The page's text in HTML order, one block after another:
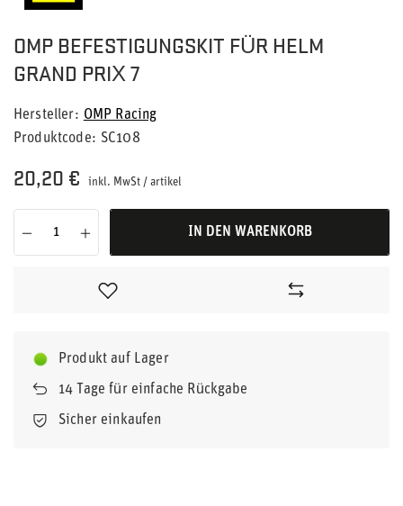
OMP BEFESTIGUNGSKIT FÜR HELM
GRAND PRIX 7
Hersteller
OMP Racing
Produktcode
SC108
20,20 € inkl. MwSt / artikel
IN DEN WARENKORB
Produkt auf Lager
14 Tage für einfache Rückgabe
Sicher einkaufen